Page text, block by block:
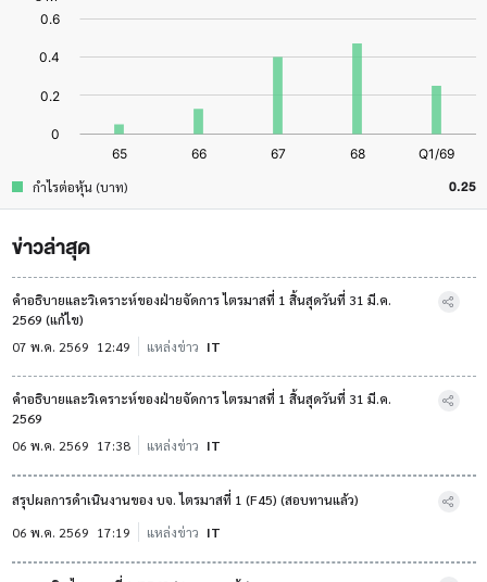
กำไรต่อหุ้น (บาท) 0.25
ข่าวล่าสุด
คำอธิบายและวิเคราะห์ของฝ่ายจัดการ ไตรมาสที่ 1 สิ้นสุดวันที่ 31 มี.ค.
2569 (แก้ไข)
07 พ.ค. 2569 12:49 แหล่งข่าว IT
คำอธิบายและวิเคราะห์ของฝ่ายจัดการ ไตรมาสที่ 1 สิ้นสุดวันที่ 31 มี.ค.
2569
06 พ.ค. 2569 17:38 แหล่งข่าว IT
สรุปผลการดำเนินงานของ บจ. ไตรมาสที่ 1 (F45) (สอบทานแล้ว)
06 พ.ค. 2569 17:19 แหล่งข่าว IT